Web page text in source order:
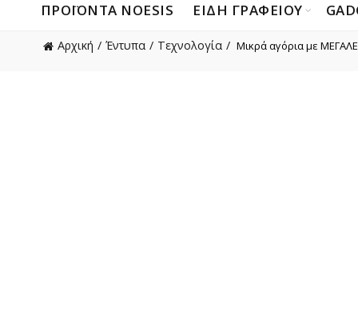
ΠΡΟΪΌΝΤΑ NOESIS ΕΙΔΗ ΓΡΑΦΕΙΟΥ
Αρχική Έντυπα Τεχνολογία Μικρά αγόρια με